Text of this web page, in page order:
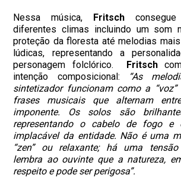
Nessa música, Fritsch
diferentes climas incluindo um som
proteção da floresta até melodias
lúdicas, representando a
personagem folclórico. Fritsch
intenção composicional:
“As
sintetizador funcionam como a
frases musicais que alternam
imponente. Os solos são
representando o cabelo de fogo e
implacável da entidade. Não é uma
“zen” ou relaxante; há uma
lembra ao ouvinte que a natureza,
respeito e pode ser perigosa”.